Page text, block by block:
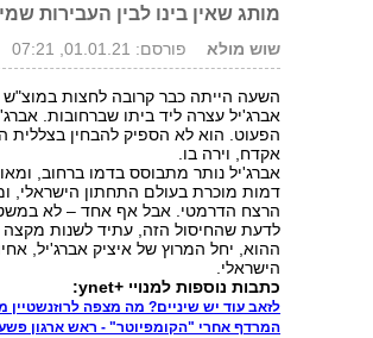
מותג שאין בינו לבין העבירות
שוש מולא פורסם: 01.01.21, 07:21
הפעוט. הוא לא הספיק להבחין
אקדח, וירה בו.
אברג'יל נותר מתבוסס בדמו ברחוב,
דמות מוכרת בעולם התחתון הישראלי,
הרצח הדרמטי. אבל אף אחד – לא
לדעת שהחיסול הזה, עתיד לשנות
ההוא, יחל המרוץ של איציק אברג'יל,
הישראלי.
כתבות נוספות למנויי +ynet:
לזאב עוד יש שיניים? מה מצפה לרוזנשטיין
המרדף אחרי "הקומפיוטר" - ראש ארגון